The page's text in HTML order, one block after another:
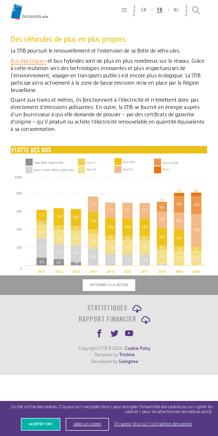
EN FR NL
Des véhicules de plus en plus propres
La STIB poursuit le renouvellement et l’extension de sa flotte de véhicules.
Bus électriques et bus hybrides sont de plus en plus nombreux sur le réseau. Grâce
à cette mutation vers des technologies innovantes et plus respectueuses de
l’environnement, voyager en transports publics est encore plus écologique. La STIB
participe ainsi activement à la zone de basse émission mise en place par la Région
bruxelloise.
Quant aux trams et métros, ils fonctionnent à l’électricité et n’émettent donc pas
directement d’émissions polluantes. En outre, la STIB se fournit en énergie auprès
d’un fournisseur à qui elle demande de prouver – par des certificats de garantie
d’origine – qu’il produit ou achète l’électricité renouvelable en quantité équivalente
à sa consommation.
RETOURNER À LA SECTION
STATISTIQUES
RAPPORT FINANCIER
Copyright STIB © 2020 | Cookie Policy
Designed by Trinôme
Developed by Swingtree
Ce site utilise des cookies. Cliquez sur « accepter tout » pour accepter l’ensemble des cookies ou sur « gérer les
cookies » pour les sélectionner les cookies actifs.
ACCEPTER TOUT GÉRER LES COOKIES En savoir plus sur l’utilisation des cookies